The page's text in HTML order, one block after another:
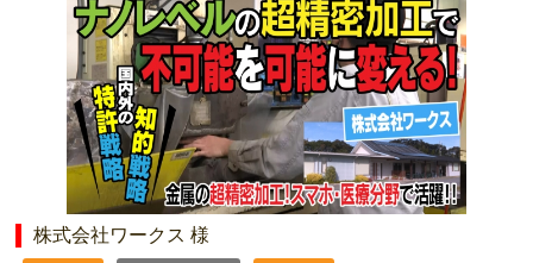
株式会社ワークス 様